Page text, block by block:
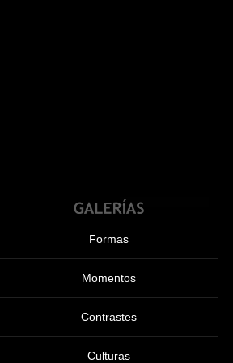
Formas
Momentos
Contrastes
Culturas